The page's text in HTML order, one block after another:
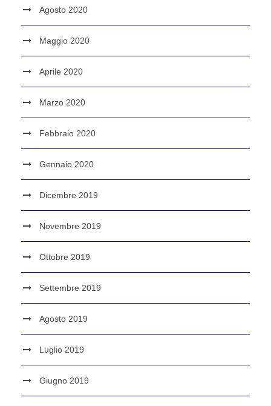
Agosto 2020
Maggio 2020
Aprile 2020
Marzo 2020
Febbraio 2020
Gennaio 2020
Dicembre 2019
Novembre 2019
Ottobre 2019
Settembre 2019
Agosto 2019
Luglio 2019
Giugno 2019